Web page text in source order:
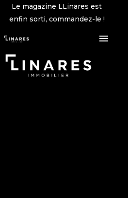
Le magazine LLinares est
enfin sorti, commandez-le !